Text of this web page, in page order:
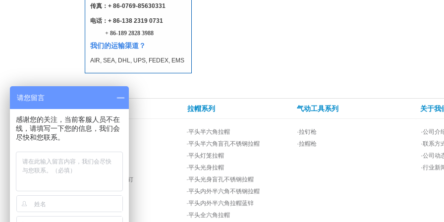
传真：+ 86-0769-85630331
电话：+ 86-138 2319 0731
+ 86-189 2828 3988
我们的运输渠道？
AIR, SEA, DHL, UPS, FEDEX, EMS
拉钉系列 拉帽系列 气动工具系列 关于我
·沉头不锈钢拉钉
·封闭圆头不锈钢拉钉
·封闭圆头铝拉钉
·海马拉钉
·平头半六角拉帽
·平头半六角盲孔不锈钢拉帽
·平头灯笼拉帽
·平头光身拉帽
·平头光身盲孔不锈钢拉帽
·平头内外半六角不锈钢拉帽
·平头内外半六角拉帽蓝锌
·平头全六角拉帽
·拉钉枪
·拉帽枪
·公司介
·联系方
·公司动
·行业新
请您留言
感谢您的关注，当前客服人员不在
线，请填写一下您的信息，我们会
尽快和您联系。